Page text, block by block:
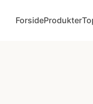
ForsideProdukter